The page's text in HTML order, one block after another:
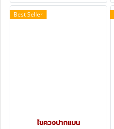
Best Seller
ไขควงปากแบน